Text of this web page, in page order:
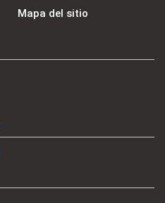
Mapa del sitio